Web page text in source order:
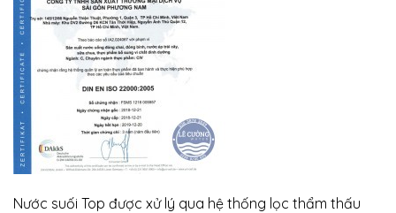
Nước suối Top được xử lý qua hệ thống lọc thẩm thấu